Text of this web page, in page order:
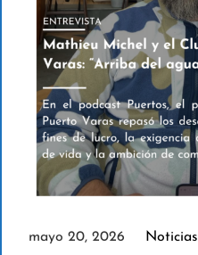
mayo 20, 2026 Noticias